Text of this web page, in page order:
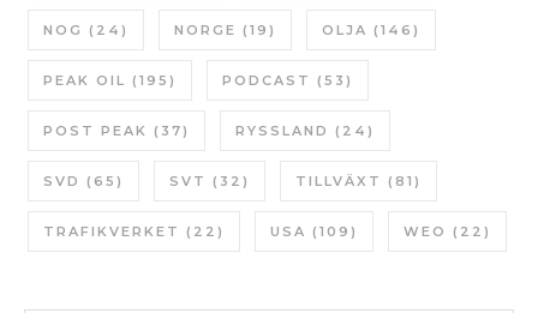
NOG (24) NORGE (19) OLJA (146)
PEAK OIL (195) PODCAST (53)
POST PEAK (37) RYSSLAND (24)
SVD (65) SVT (32) TILLVÄXT (81)
TRAFIKVERKET (22) USA (109) WEO (22)